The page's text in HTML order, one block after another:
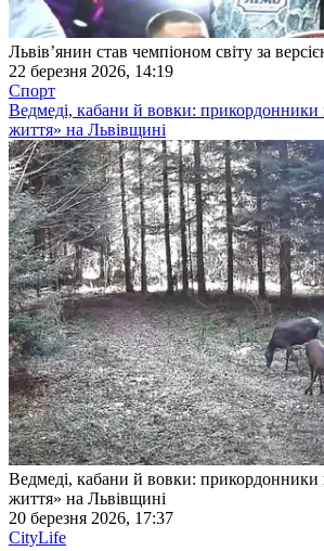
Львів’янин став чемпіоном світу за
22 березня 2026, 14:19
Спорт
Ведмеді, кабани й вовки: прикордонники
життя» на Львівщині
Ведмеді, кабани й вовки: прикордонники
життя» на Львівщині
20 березня 2026, 17:37
CityLife